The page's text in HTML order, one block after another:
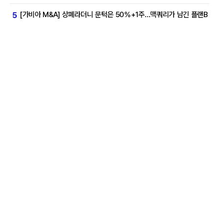
5 [가비아 M&A] 상폐라더니 문턱은 50%+1주…맥쿼리가 남긴 플랜B